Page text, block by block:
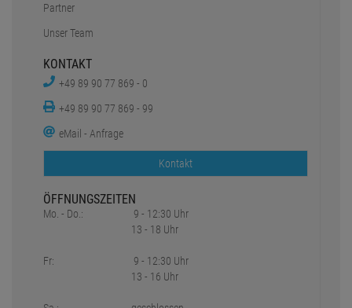
Partner
Unser Team
KONTAKT
+49 89 90 77 869 - 0
+49 89 90 77 869 - 99
eMail - Anfrage
Kontakt
ÖFFNUNGSZEITEN
Mo. - Do.:
Fr:
9 - 12:30 Uhr
13 - 18 Uhr
9 - 12:30 Uhr
13 - 16 Uhr